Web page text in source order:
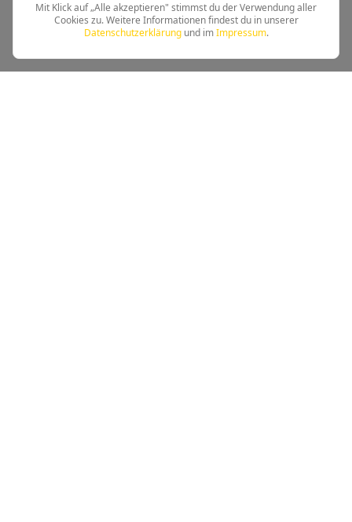
Mit Klick auf „Alle akzeptieren" stimmst du der Verwendung aller
Cookies zu. Weitere Informationen findest du in unserer
Datenschutzerklärung und im Impressum.